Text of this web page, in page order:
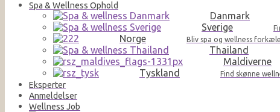
Spa & Wellness Ophold
Danmark
Sverige
Norge Bliv spa og wellness
Thailand
Maldiverne
Tyskland Find skønne
Eksperter
Anmeldelser
Wellness Job